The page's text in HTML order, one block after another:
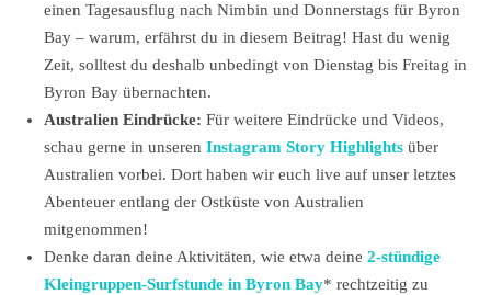
einen Tagesausflug nach Nimbin und Donnerstags für Byron
Bay – warum, erfährst du in diesem Beitrag! Hast du wenig
Zeit, solltest du deshalb unbedingt von Dienstag bis Freitag in
Byron Bay übernachten.
Australien Eindrücke: Für weitere Eindrücke und Videos,
schau gerne in unseren Instagram Story Highlights über
Australien vorbei. Dort haben wir euch live auf unser letztes
Abenteuer entlang der Ostküste von Australien
mitgenommen!
Denke daran deine Aktivitäten, wie etwa deine 2-stündige
Kleingruppen-Surfstunde in Byron Bay* rechtzeitig zu